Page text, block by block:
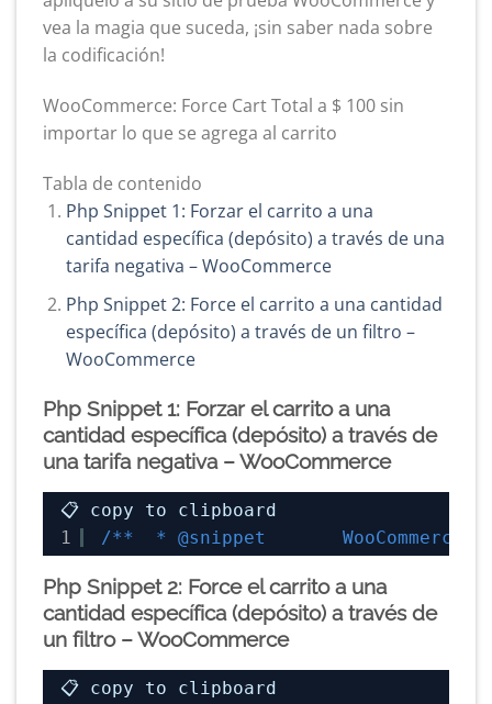
vea la magia que suceda, ¡sin saber nada sobre
la codificación!
WooCommerce: Force Cart Total a $ 100 sin
importar lo que se agrega al carrito
Tabla de contenido
Php Snippet 1: Forzar el carrito a una
cantidad específica (depósito) a través de una
tarifa negativa – WooCommerce
Php Snippet 2: Force el carrito a una cantidad
específica (depósito) a través de un filtro –
WooCommerce
Php Snippet 1: Forzar el carrito a una
cantidad específica (depósito) a través de
una tarifa negativa – WooCommerce
📋 copy to clipboard
1
/**  * @snippet
Php Snippet 2: Force el carrito a una
cantidad específica (depósito) a través de
un filtro – WooCommerce
📋 copy to clipboard